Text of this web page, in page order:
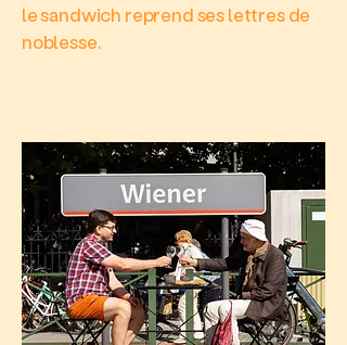
le sandwich reprend ses lettres de
noblesse.